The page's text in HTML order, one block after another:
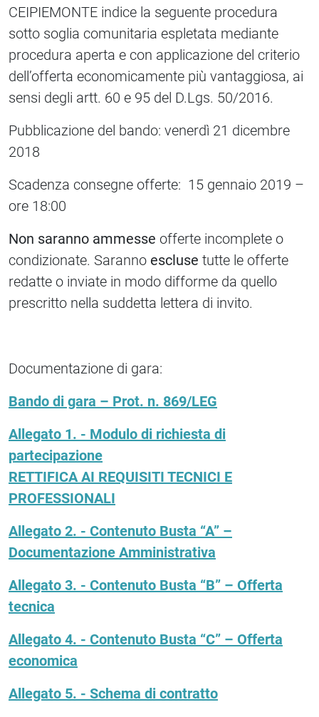
CEIPIEMONTE indice la seguente procedura
sotto soglia comunitaria espletata mediante
procedura aperta e con applicazione del criterio
dell’offerta economicamente più vantaggiosa, ai
sensi degli artt. 60 e 95 del D.Lgs. 50/2016.
Pubblicazione del bando: venerdì 21 dicembre
2018
Scadenza consegne offerte: 15 gennaio 2019 –
ore 18:00
Non saranno ammesse offerte incomplete o
condizionate. Saranno escluse tutte le offerte
redatte o inviate in modo difforme da quello
prescritto nella suddetta lettera di invito.
Documentazione di gara:
Bando di gara – Prot. n. 869/LEG
Allegato 1. - Modulo di richiesta di
partecipazione
RETTIFICA AI REQUISITI TECNICI E
PROFESSIONALI
Allegato 2. - Contenuto Busta “A” –
Documentazione Amministrativa
Allegato 3. - Contenuto Busta “B” – Offerta
tecnica
Allegato 4. - Contenuto Busta “C” – Offerta
economica
Allegato 5. - Schema di contratto